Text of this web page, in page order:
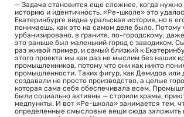
— Задача становится еще сложнее, когда нужно
историю и идентичность. «Ре-школе» это
Екатеринбурге видна уральская история, но в
понимаешь, как это на самом деле было. Потому
урбанизировано, в граните, по-городскому,
это раньше был маленький город с заводиком.
раз живой пример, и самый близкий к
этого проекта мы как раз не мыслим без наших
промышленников, потому что они как никто
промышленности. Таких фигур, как Демидов или
создавали не просто производство, а целые
которая сама себя обеспечивала всем.
были социально активны — строили храмы,
медпункты. И вот «Ре-школа» занимается тем,
определенные смысловые вещи сюда заложить